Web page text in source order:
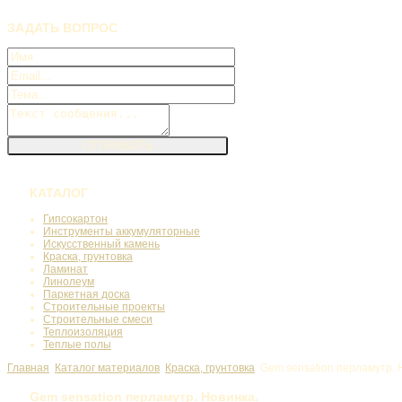
ЗАДАТЬ ВОПРОС
КАТАЛОГ
Гипсокартон
Инструменты аккумуляторные
Искусственный камень
Краска, грунтовка
Ламинат
Линолеум
Паркетная доска
Строительные проекты
Строительные смеси
Теплоизоляция
Теплые полы
Главная
Каталог материалов Краска, грунтовка Gem sensation перламутр.
Gem sensation перламутр. Новинка.